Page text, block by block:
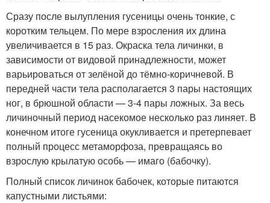
Сразу после вылупления гусеницы очень тонкие, с
коротким тельцем. По мере взросления их длина
увеличивается в 15 раз. Окраска тела личинки, в
зависимости от видовой принадлежности, может
варьироваться от зелёной до тёмно-коричневой. В
передней части тела располагается 3 пары настоящих
ног, в брюшной области — 3-4 пары ложных. За весь
личиночный период насекомое несколько раз линяет. В
конечном итоге гусеница окукливается и претерпевает
полный процесс метаморфоза, превращаясь во
взрослую крылатую особь — имаго (бабочку).
Полный список личинок бабочек, которые питаются
капустными листьями: